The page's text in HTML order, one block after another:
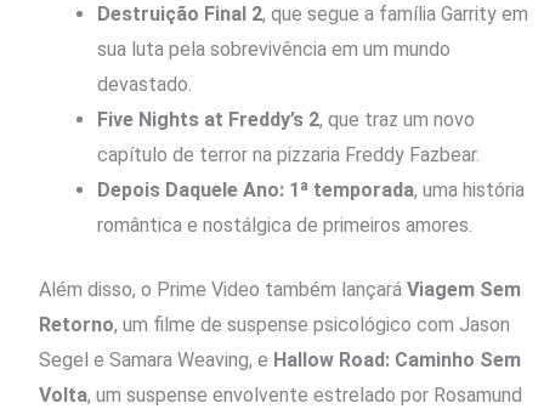
Destruição Final 2, que segue a família Garrity em
sua luta pela sobrevivência em um mundo
devastado.
Five Nights at Freddy’s 2, que traz um novo
capítulo de terror na pizzaria Freddy Fazbear.
Depois Daquele Ano: 1ª temporada, uma história
romântica e nostálgica de primeiros amores.
Além disso, o Prime Video também lançará Viagem Sem
Retorno, um filme de suspense psicológico com Jason
Segel e Samara Weaving, e Hallow Road: Caminho Sem
Volta, um suspense envolvente estrelado por Rosamund